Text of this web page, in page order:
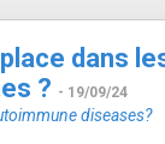
dans
? - 19/09/24
diseases?